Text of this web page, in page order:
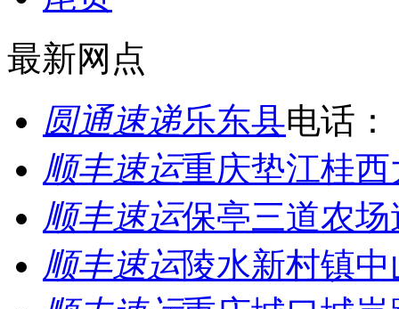
最新网点
圆通速递乐东县电话：
顺丰速运重庆垫江桂
顺丰速运保亭三道农
顺丰速运陵水新村镇